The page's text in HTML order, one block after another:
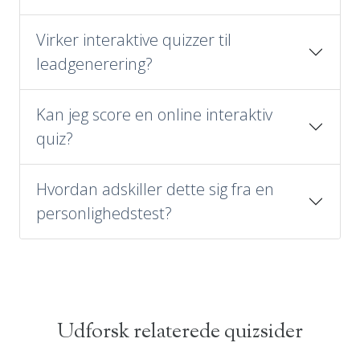
Virker interaktive quizzer til
leadgenerering?
Kan jeg score en online interaktiv
quiz?
Hvordan adskiller dette sig fra en
personlighedstest?
Udforsk relaterede quizsider